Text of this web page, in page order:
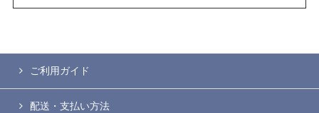
ご利用ガイド
配送・支払い方法